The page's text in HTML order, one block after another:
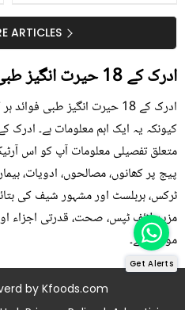
سستا اور قدرتی حلARTICLES
ادرک کے 18 حیرت انگیز طبی فوائد
ادرک کے 18 حیرت انگیز طبی
متعلق تفصیلی معلومات آپ کو اس
پیج پر کھانوں، مصالحوں، ادویات،
ٹرکس، ہربلسٹ اور مشہور شیف کی
مزید لائف ٹپس، صحت، قدرتی اجزاء
موجود ہے۔
by Kfoods.com
Get Alerts